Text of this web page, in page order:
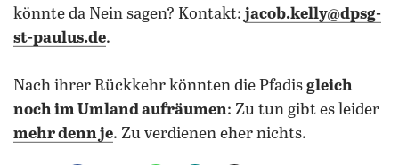
könnte da Nein sagen? Kontakt:jacob.kelly@dpsg-
st-paulus.de.
Nach ihrer Rückkehr könnten die Pfadis gleich
noch im Umland aufräumen: Zu tun gibt es leider
mehr denn je. Zu verdienen eher nichts.